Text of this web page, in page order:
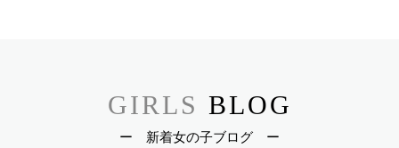
GIRLS BLOG
ー 新着女の子ブログ ー